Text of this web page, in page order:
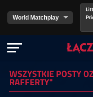
WSZYSTKIE POSTY
RAFFERTY"